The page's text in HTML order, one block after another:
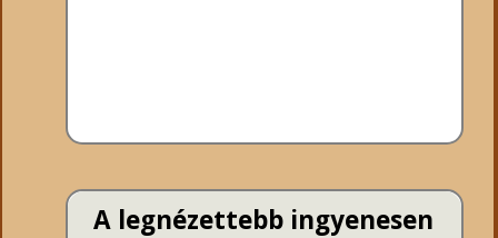
A legnézettebb ingyenesen